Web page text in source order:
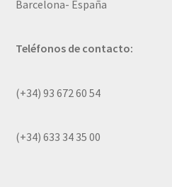
Barcelona- España
Teléfonos de contacto:
(+34) 93 672 60 54
(+34) 633 34 35 00